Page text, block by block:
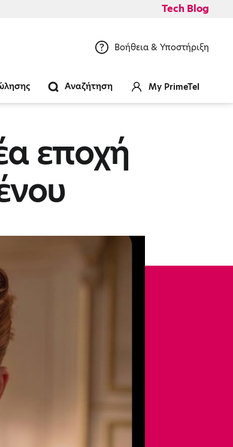
Tech Blog
Βοήθεια & Υποστήριξη
Αναζήτηση My PrimeTel
εποχή